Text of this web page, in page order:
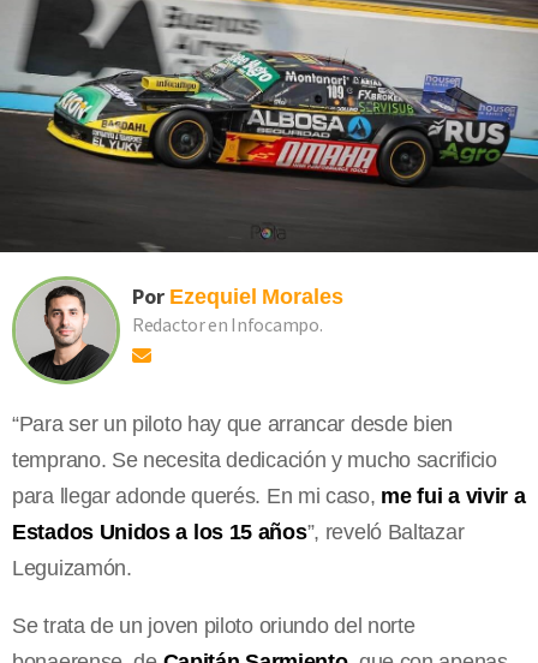
Por Ezequiel Morales
Redactor en Infocampo.
“Para ser un piloto hay que arrancar desde bien
temprano. Se necesita dedicación y mucho sacrificio
para llegar adonde querés. En mi caso, me fui a vivir a
Estados Unidos a los 15 años”, reveló Baltazar
Leguizamón.
Se trata de un joven piloto oriundo del norte